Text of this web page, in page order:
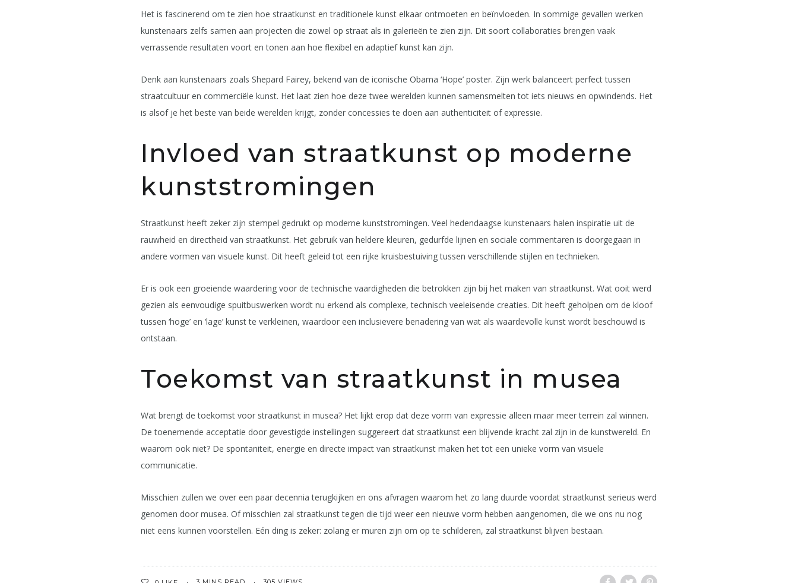
Het is fascinerend om te zien hoe straatkunst en traditionele kunst elkaar ontmoeten en beïnvloeden. In sommige gevallen werken
kunstenaars zelfs samen aan projecten die zowel op straat als in galerieën te zien zijn. Dit soort collaboraties brengen vaak
verrassende resultaten voort en tonen aan hoe flexibel en adaptief kunst kan zijn.
Denk aan kunstenaars zoals Shepard Fairey, bekend van de iconische Obama ‘Hope’ poster. Zijn werk balanceert perfect tussen
straatcultuur en commerciële kunst. Het laat zien hoe deze twee werelden kunnen samensmelten tot iets nieuws en opwindends. Het
is alsof je het beste van beide werelden krijgt, zonder concessies te doen aan authenticiteit of expressie.
Invloed van straatkunst op moderne
kunststromingen
Straatkunst heeft zeker zijn stempel gedrukt op moderne kunststromingen. Veel hedendaagse kunstenaars halen inspiratie uit de
rauwheid en directheid van straatkunst. Het gebruik van heldere kleuren, gedurfde lijnen en sociale commentaren is doorgegaan in
andere vormen van visuele kunst. Dit heeft geleid tot een rijke kruisbestuiving tussen verschillende stijlen en technieken.
Er is ook een groeiende waardering voor de technische vaardigheden die betrokken zijn bij het maken van straatkunst. Wat ooit werd
gezien als eenvoudige spuitbuswerken wordt nu erkend als complexe, technisch veeleisende creaties. Dit heeft geholpen om de kloof
tussen ‘hoge’ en ‘lage’ kunst te verkleinen, waardoor een inclusievere benadering van wat als waardevolle kunst wordt beschouwd is
ontstaan.
Toekomst van straatkunst in musea
Wat brengt de toekomst voor straatkunst in musea? Het lijkt erop dat deze vorm van expressie alleen maar meer terrein zal winnen.
De toenemende acceptatie door gevestigde instellingen suggereert dat straatkunst een blijvende kracht zal zijn in de kunstwereld. En
waarom ook niet? De spontaniteit, energie en directe impact van straatkunst maken het tot een unieke vorm van visuele
communicatie.
Misschien zullen we over een paar decennia terugkijken en ons afvragen waarom het zo lang duurde voordat straatkunst serieus werd
genomen door musea. Of misschien zal straatkunst tegen die tijd weer een nieuwe vorm hebben aangenomen, die we ons nu nog
niet eens kunnen voorstellen. Eén ding is zeker: zolang er muren zijn om op te schilderen, zal straatkunst blijven bestaan.